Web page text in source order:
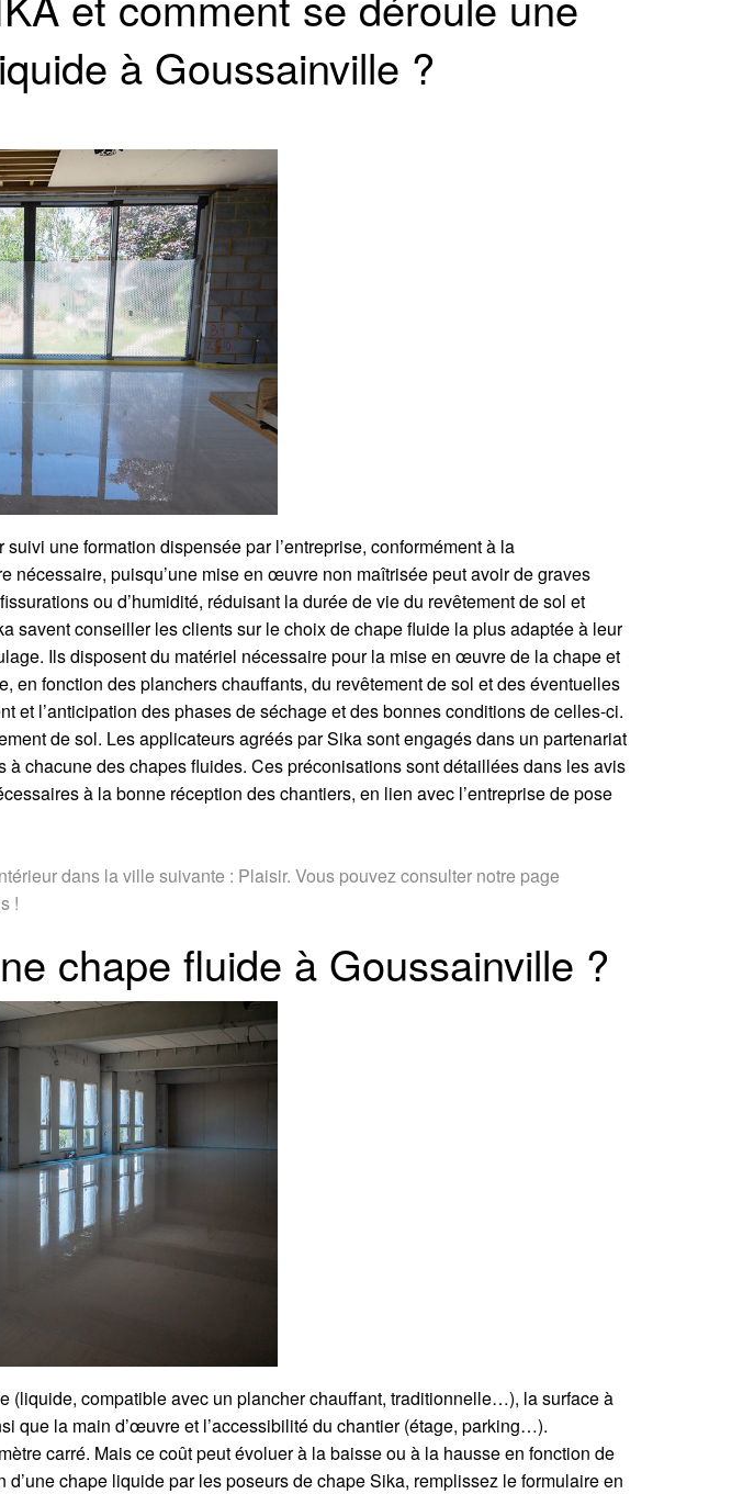
à Goussainville ?
une formation dispensée par l’entreprise, conformément à la
puisqu’une mise en œuvre non maîtrisée peut avoir de graves
ou d’humidité, réduisant la durée de vie du revêtement de sol et
savent conseiller les clients sur le choix de chape fluide la plus adaptée à leur
Ils disposent du matériel nécessaire pour la mise en œuvre de la chape et
en fonction des planchers chauffants, du revêtement de sol et des éventuelles
et l’anticipation des phases de séchage et des bonnes conditions de celles-ci.
de sol. Les applicateurs agréés par Sika sont engagés dans un partenariat
chacune des chapes fluides. Ces préconisations sont détaillées dans les avis
à la bonne réception des chantiers, en lien avec l’entreprise de pose
dans la ville suivante : Plaisir. Vous pouvez consulter notre page
!
chape fluide à Goussainville ?
(liquide, compatible avec un plancher chauffant, traditionnelle…), la surface à
que la main d’œuvre et l’accessibilité du chantier (étage, parking…).
carré. Mais ce coût peut évoluer à la baisse ou à la hausse en fonction de
chape liquide par les poseurs de chape Sika, remplissez le formulaire en